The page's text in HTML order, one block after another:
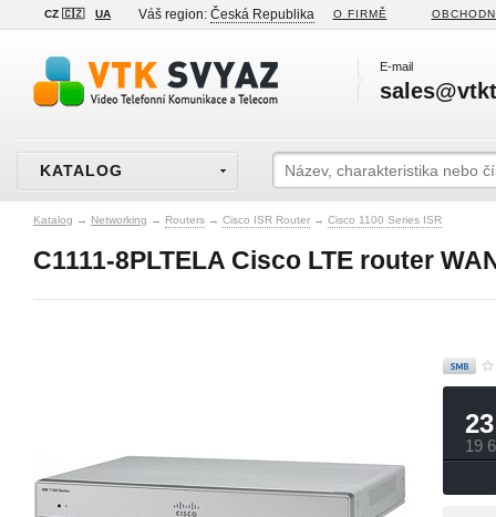
CZ 🇨🇿 UA Váš region: Česká Republika O FIRMĚ
E-mail
KATALOG
Katalog → Networking → Routers → Cisco ISR Router → Cisco 1100 Series ISR
C1111-8PLTELA Cisco LTE router
19